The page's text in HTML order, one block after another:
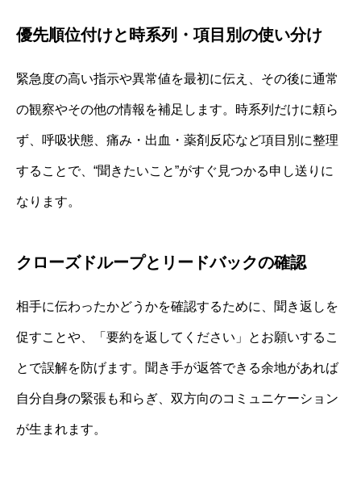
優先順位付けと時系列・項目別の使い分け
緊急度の高い指示や異常値を最初に伝え、その後に通常
の観察やその他の情報を補足します。時系列だけに頼ら
ず、呼吸状態、痛み・出血・薬剤反応など項目別に整理
することで、“聞きたいこと”がすぐ見つかる申し送りに
なります。
クローズドループとリードバックの確認
相手に伝わったかどうかを確認するために、聞き返しを
促すことや、「要約を返してください」とお願いするこ
とで誤解を防げます。聞き手が返答できる余地があれば
自分自身の緊張も和らぎ、双方向のコミュニケーション
が生まれます。